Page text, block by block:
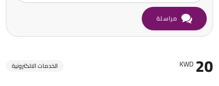
20
KWD الخدمات الالكترونية
مراسلة